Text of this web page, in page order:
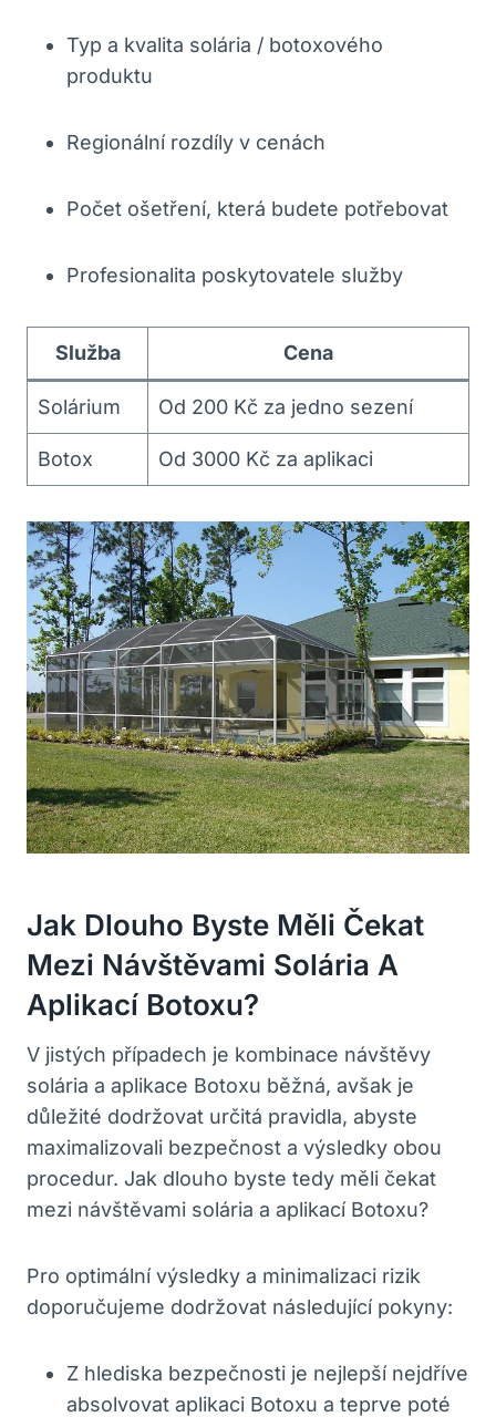
Typ a kvalita solária / botoxového
produktu
Regionální rozdíly v cenách
Počet ošetření, která budete potřebovat
Profesionalita poskytovatele služby
Služba Cena
Solárium Od 200 Kč za jedno sezení
Botox Od 3000 Kč za aplikaci
Jak Dlouho Byste Měli Čekat
Mezi Návštěvami Solária A
Aplikací Botoxu?
V jistých případech je kombinace návštěvy
solária a aplikace Botoxu běžná, avšak je
důležité dodržovat určitá pravidla, abyste
maximalizovali bezpečnost a výsledky obou
procedur. Jak dlouho byste tedy měli čekat
mezi návštěvami solária a aplikací Botoxu?
Pro optimální výsledky a minimalizaci rizik
doporučujeme dodržovat následující pokyny:
Z hlediska bezpečnosti je nejlepší nejdříve
absolvovat aplikaci Botoxu a teprve poté